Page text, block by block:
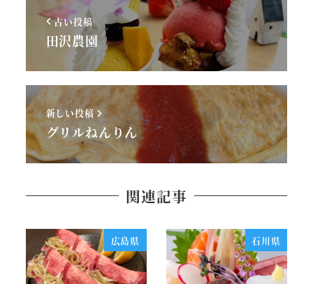
古い投稿
田沢農園
新しい投稿
グリルねんりん
関連記事
広島県 石川県